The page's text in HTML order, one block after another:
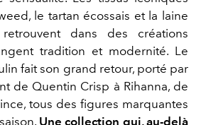
le tartan écossais et la laine
dans des créations
tradition et modernité. Le
fait son grand retour, porté par
de Quentin Crisp à Rihanna, de
tous des figures marquantes
Une collection qui, au-delà